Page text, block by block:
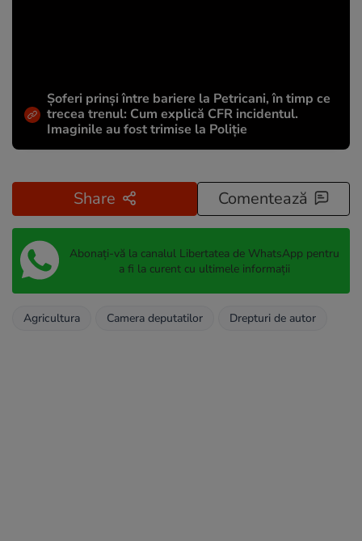
Șoferi prinși între bariere la Petricani, în timp ce
trecea trenul: Cum explică CFR incidentul.
Imaginile au fost trimise la Poliție
Share Comentează
Abonați-vă la canalul Libertatea de WhatsApp pentru
a fi la curent cu ultimele informații
Agricultura Camera deputatilor Drepturi de autor